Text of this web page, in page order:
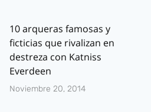
10 arqueras famosas y
ficticias que rivalizan en
destreza con Katniss
Everdeen
Noviembre 20, 2014